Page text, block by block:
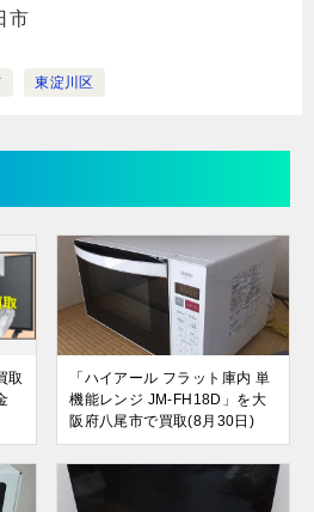
市
東淀川区
取
「ハイアール フラット庫内 単
機能レンジ JM-FH18D」を大
阪府八尾市で買取(8月30日)